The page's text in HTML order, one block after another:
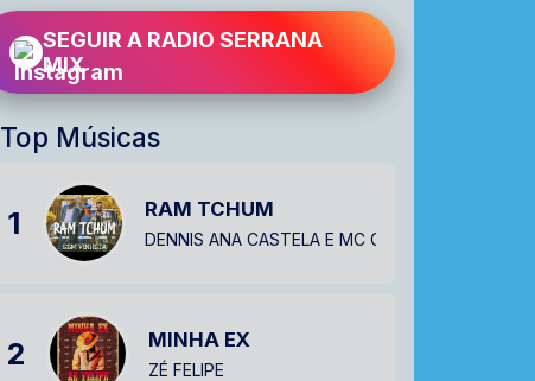
SEGUIR A RADIO SERRANA
MIX
Top Músicas
1 RAM TCHUM
DENNIS ANA CASTELA E MC GW
2 MINHA EX
ZÉ FELIPE